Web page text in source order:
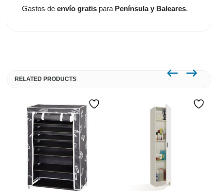
Gastos deenvío gratis para Península y Baleares.
RELATED PRODUCTS